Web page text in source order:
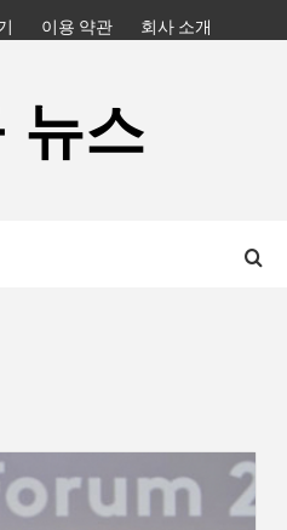
이용 약관 회사 소개
뉴스